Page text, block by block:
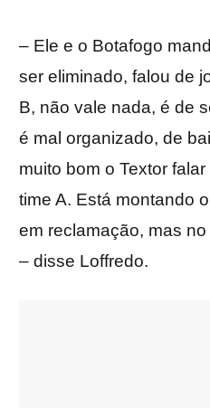
– Ele e o Botafogo
ser eliminado, falou de
B, não vale nada, é de
é mal organizado, de
muito bom o Textor
time A. Está montando
em reclamação, mas
– disse Loffredo.